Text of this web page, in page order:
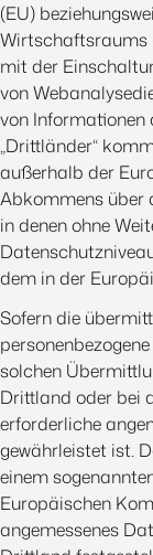
(EU)
Wirtschaftsraums
mit der
von
von Informationen
„Drittländer“
außerhalb der
Abkommens über
in denen ohne
dem in der
Sofern die
solchen
Drittland oder bei
erforderliche
gewährleistet ist.
einem
Europäischen
angemessenes